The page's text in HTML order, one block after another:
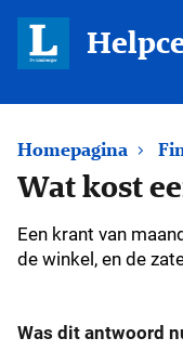
Homepagina
Wat kost
Een krant van
de winkel, en de
Was dit antwoord